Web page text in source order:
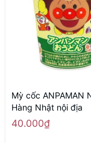
Mỳ cốc ANPAMAN
Hàng Nhật nội địa
40.000₫